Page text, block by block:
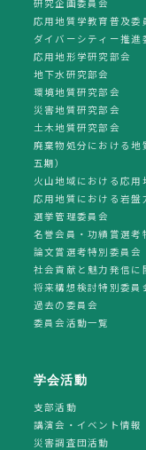
研究企画委員会
応用地質学教育普及委
ダイバーシティー推進
応用地形学研究部会
地下水研究部会
環境地質研究部会
災害地質研究部会
土木地質研究部会
廃棄物処分における
五期）
火山地域における応
応用地質における岩
選挙管理委員会
名誉会員・功績賞選考
論文賞選考特別委員会
社会貢献と魅力発信に
将来構想検討特別委員
過去の委員会
委員会活動一覧
学会活動
支部活動
講演会・イベント情報
災害調査団活動